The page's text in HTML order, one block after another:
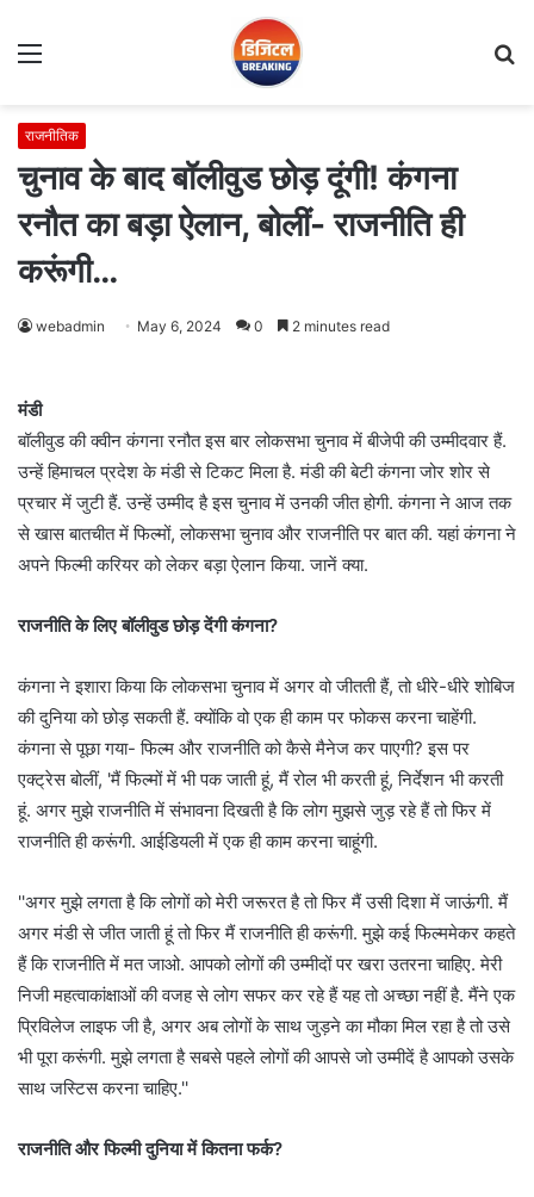
Menu
राजनीतिक
चुनाव के बाद बॉलीवुड छोड़ दूंगी! कंगना
रनौत का बड़ा ऐलान, बोलीं- राजनीति ही
करूंगी…
webadmin May 6, 2024 0 2 minutes read
मंडी
बॉलीवुड की क्वीन कंगना रनौत इस बार लोकसभा चुनाव में बीजेपी की उम्मीदवार हैं.
उन्हें हिमाचल प्रदेश के मंडी से टिकट मिला है. मंडी की बेटी कंगना जोर शोर से
प्रचार में जुटी हैं. उन्हें उम्मीद है इस चुनाव में उनकी जीत होगी. कंगना ने आज तक
से खास बातचीत में फिल्मों, लोकसभा चुनाव और राजनीति पर बात की. यहां कंगना ने
अपने फिल्मी करियर को लेकर बड़ा ऐलान किया. जानें क्या.
राजनीति के लिए बॉलीवुड छोड़ देंगी कंगना?
कंगना ने इशारा किया कि लोकसभा चुनाव में अगर वो जीतती हैं, तो धीरे-धीरे शोबिज
की दुनिया को छोड़ सकती हैं. क्योंकि वो एक ही काम पर फोकस करना चाहेंगी.
कंगना से पूछा गया- फिल्म और राजनीति को कैसे मैनेज कर पाएगी? इस पर
एक्ट्रेस बोलीं, 'मैं फिल्मों में भी पक जाती हूं, मैं रोल भी करती हूं, निर्देशन भी करती
हूं. अगर मुझे राजनीति में संभावना दिखती है कि लोग मुझसे जुड़ रहे हैं तो फिर में
राजनीति ही करूंगी. आईडियली में एक ही काम करना चाहूंगी.
''अगर मुझे लगता है कि लोगों को मेरी जरूरत है तो फिर मैं उसी दिशा में जाऊंगी. मैं
अगर मंडी से जीत जाती हूं तो फिर मैं राजनीति ही करूंगी. मुझे कई फिल्ममेकर कहते
हैं कि राजनीति में मत जाओ. आपको लोगों की उम्मीदों पर खरा उतरना चाहिए. मेरी
निजी महत्वाकांक्षाओं की वजह से लोग सफर कर रहे हैं यह तो अच्छा नहीं है. मैंने एक
प्रिविलेज लाइफ जी है, अगर अब लोगों के साथ जुड़ने का मौका मिल रहा है तो उसे
भी पूरा करूंगी. मुझे लगता है सबसे पहले लोगों की आपसे जो उम्मीदें है आपको उसके
साथ जस्टिस करना चाहिए.''
राजनीति और फिल्मी दुनिया में कितना फर्क?